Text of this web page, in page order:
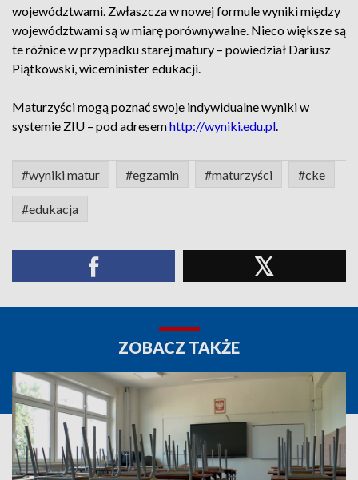
województwami. Zwłaszcza w nowej formule wyniki między
województwami są w miarę porównywalne. Nieco większe są
te różnice w przypadku starej matury – powiedział Dariusz
Piątkowski, wiceminister edukacji.
Maturzyści mogą poznać swoje indywidualne wyniki w
systemie ZIU – pod adresemhttp://wyniki.edu.pl.
#wyniki matur #egzamin #maturzyści #cke
#edukacja
ZOBACZ TAKŻE